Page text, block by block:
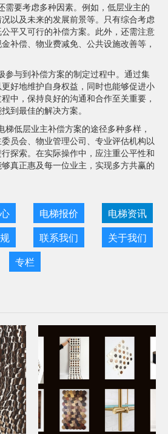
需要考虑多种因素。例如，低层业主的
以及未来的发展前景等。只有综合考虑
平又可行的补偿方案。此外，还需注意
补偿、物业费减免、公共设施改善等，
参与到补偿方案的制定过程中。通过集
好地维护自身权益，同时也能够促进小
中，保持良好的沟通和合作至关重要，
到最佳的解决方案。
梯低层业主补偿方案的途径多种多样，
员会、物业管理公司、专业评估机构以
探索。在实际操作中，应注重公平性和
真正惠及每一位业主，实现多方共赢的
电梯报价
电梯资讯
联系我们
关于我们
专栏